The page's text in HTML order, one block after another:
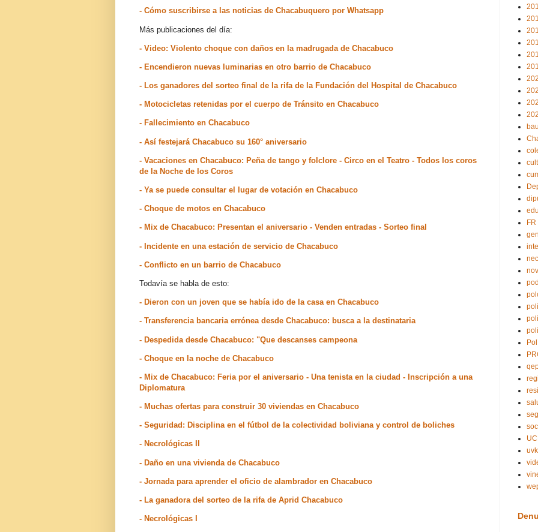
- Cómo suscribirse a las noticias de Chacabuquero por Whatsapp
Más publicaciones del día:
- Video: Violento choque con daños en la madrugada de Chacabuco
- Encendieron nuevas luminarias en otro barrio de Chacabuco
- Los ganadores del sorteo final de la rifa de la Fundación del Hospital de Chacabuco
- Motocicletas retenidas por el cuerpo de Tránsito en Chacabuco
- Fallecimiento en Chacabuco
- Así festejará Chacabuco su 160° aniversario
- Vacaciones en Chacabuco: Peña de tango y folclore - Circo en el Teatro - Todos los coros
de la Noche de los Coros
- Ya se puede consultar el lugar de votación en Chacabuco
- Choque de motos en Chacabuco
- Mix de Chacabuco: Presentan el aniversario - Venden entradas - Sorteo final
- Incidente en una estación de servicio de Chacabuco
- Conflicto en un barrio de Chacabuco
Todavía se habla de esto:
- Dieron con un joven que se había ido de la casa en Chacabuco
- Transferencia bancaria errónea desde Chacabuco: busca a la destinataria
- Despedida desde Chacabuco: "Que descanses campeona
- Choque en la noche de Chacabuco
- Mix de Chacabuco: Feria por el aniversario - Una tenista en la ciudad - Inscripción a una
Diplomatura
- Muchas ofertas para construir 30 viviendas en Chacabuco
- Seguridad: Disciplina en el fútbol de la colectividad boliviana y control de boliches
- Necrológicas II
- Daño en una vivienda de Chacabuco
- Jornada para aprender el oficio de alambrador en Chacabuco
- La ganadora del sorteo de la rifa de Aprid Chacabuco
- Necrológicas I
FR
uvk